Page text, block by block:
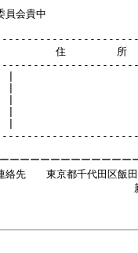
員会貴中
　　　住　　　　　所
ーーーーーーーーーーー
先　　東京都千代田区飯田
幹